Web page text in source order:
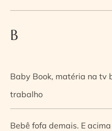
B
Baby Book, matéria na tv
trabalho
Bebê fofa demais. E